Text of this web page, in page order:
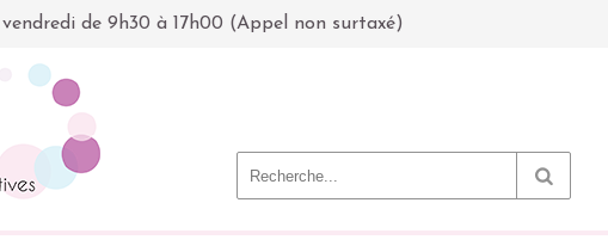
de 9h30 à 17h00 (Appel non surtaxé)